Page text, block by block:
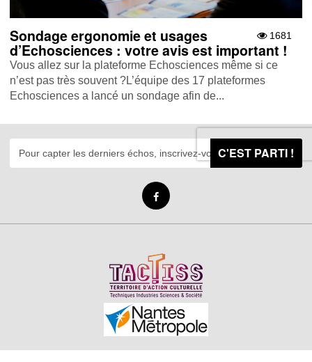
1681
Sondage ergonomie et usages
d’Echosciences : votre avis est important !
Vous allez sur la plateforme Echosciences même si ce
n’est pas très souvent ?L’équipe des 17 plateformes
Echosciences a lancé un sondage afin de...
C'EST PARTI !